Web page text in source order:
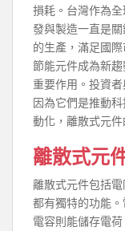
損耗。台灣作為
發與製造一直是
的生產，滿足國
節能元件成為新
重要作用。投資
因為它們是推動
動化，離散式元
離散式元
離散式元件包括
都有獨特的功能
電容則能儲存電